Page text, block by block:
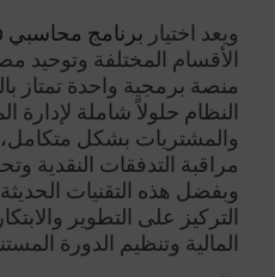
ويعد اختيار برنامج محاسبي erp
الأقسام المختلفة وتوحيد
منصة برمجية واحدة تمتاز
النظام حلولاً شاملة لإدارة
والمشتريات بشكل متكامل،
مراقبة التدفقات النقدية
وبفضل هذه التقنيات
التركيز على التطوير
المالية وتنظيم الدورة